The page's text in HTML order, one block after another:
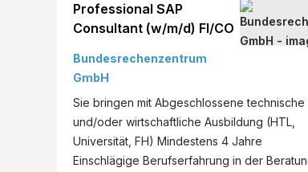
Professional SAP
Consultant (w/m/d) FI/CO
Bundesrechenzentrum
GmbH
Sie bringen mit Abgeschlossene technische
und/oder wirtschaftliche Ausbildung (HTL,
Universität, FH) Mindestens 4 Jahre
Einschlägige Berufserfahrung in der